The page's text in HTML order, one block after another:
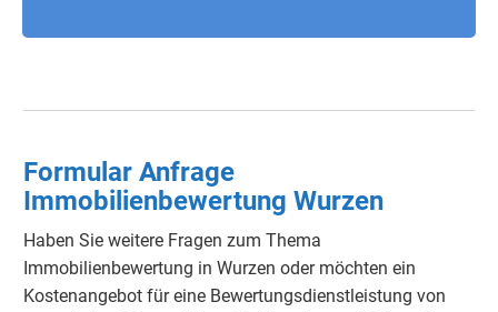
Formular Anfrage
Immobilienbewertung Wurzen
Haben Sie weitere Fragen zum Thema
Immobilienbewertung in Wurzen oder möchten ein
Kostenangebot für eine Bewertungsdienstleistung von